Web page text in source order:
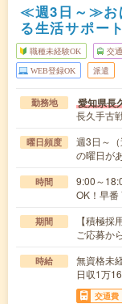
≪週3日～≫お
る生活サポート
職種未経験OK 交
WEB登録OK 派遣
勤務地 愛知県長
長久手古
曜日頻度
週3日～
の曜日が
時間
9:00～
OK！早
期間
【積極採
ご応募か
時給
無資格未
日収1万
交通費